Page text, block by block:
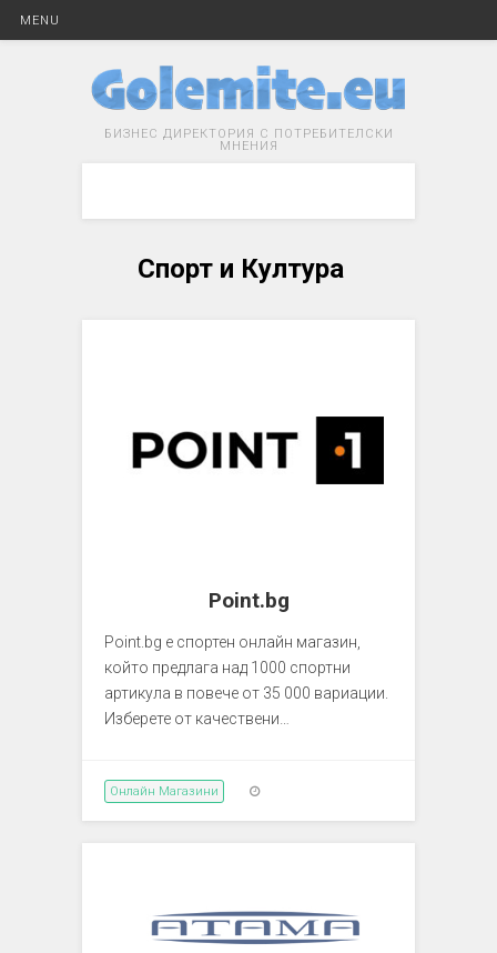
MENU
БИЗНЕС ДИРЕКТОРИЯ С ПОТРЕБИТЕЛСКИ
МНЕНИЯ
Спорт и Култура
Point.bg
Point.bg е спортен онлайн магазин,
който предлага над 1000 спортни
артикула в повече от 35 000 вариации.
Изберете от качествени…
Онлайн Магазини